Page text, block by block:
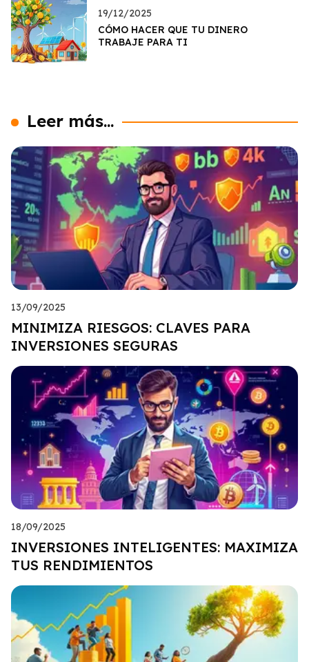
19/12/2025
CÓMO HACER QUE TU DINERO
TRABAJE PARA TI
Leer más...
13/09/2025
MINIMIZA RIESGOS: CLAVES PARA
INVERSIONES SEGURAS
18/09/2025
INVERSIONES INTELIGENTES: MAXIMIZA
TUS RENDIMIENTOS